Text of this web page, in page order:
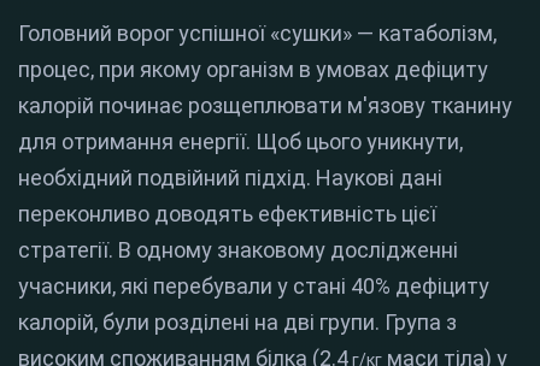
Головний ворог успішної «сушки» — катаболізм,
процес, при якому організм в умовах дефіциту
калорій починає розщеплювати м'язову тканину
для отримання енергії. Щоб цього уникнути,
необхідний подвійний підхід. Наукові дані
переконливо доводять ефективність цієї
стратегії. В одному знаковому дослідженні
учасники, які перебували у стані 40% дефіциту
калорій, були розділені на дві групи. Група з
високим споживанням білка (2.4г/кг маси тіла) у